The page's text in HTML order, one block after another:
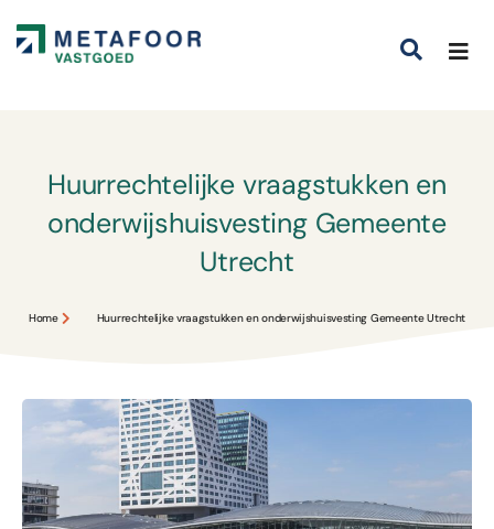
Huurrechtelijke vraagstukken en
onderwijshuisvesting Gemeente
Utrecht
Home Huurrechtelijke vraagstukken en onderwijshuisvesting Gemeente Utrecht